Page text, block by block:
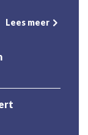
Lees meer